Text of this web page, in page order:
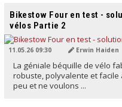
Bikestow Four en test -
vélos Partie 2
11.05.26 09:30 Erwin Haiden
La géniale béquille de vélo
robuste, polyvalente et
peu et ne voulons ...